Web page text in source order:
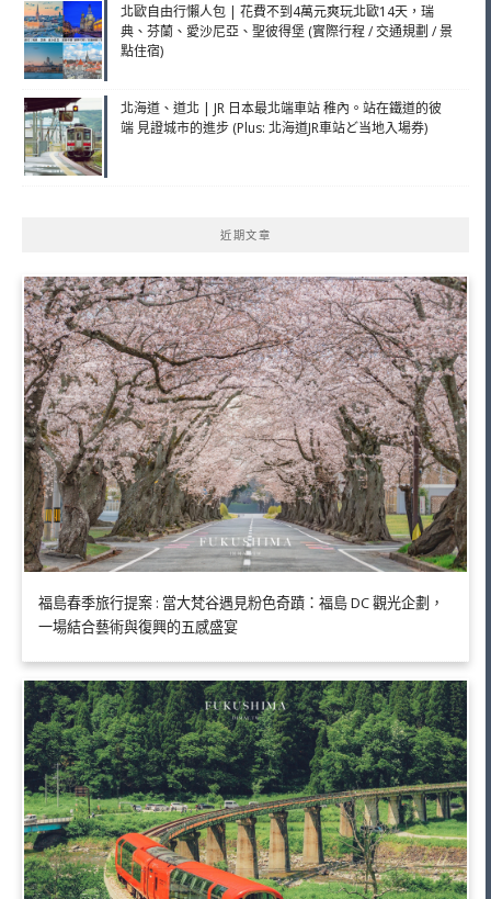
北歐自由行懶人包 | 花費不到4萬元爽玩北歐14天，瑞
典、芬蘭、愛沙尼亞、聖彼得堡 (實際行程 / 交通規劃 / 景
點住宿)
北海道、道北 | JR 日本最北端車站 稚內。站在鐵道的彼
端 見證城市的進步 (Plus: 北海道JR車站ど当地入場券)
近期文章
福島春季旅行提案 : 當大梵谷遇見粉色奇蹟：福島 DC 觀光企劃，
一場結合藝術與復興的五感盛宴